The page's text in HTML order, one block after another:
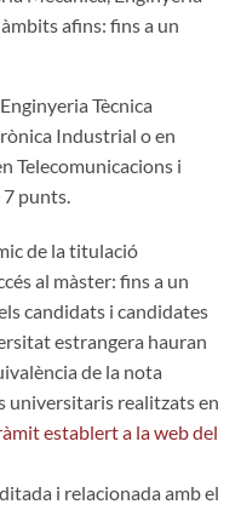
afins: fins a un
Tècnica
Industrial o en
Telecomunicacions i
punts.
de la titulació
al màster: fins a un
candidats i candidates
estrangera hauran
de la nota
universitaris realitzats en
establert a la web del
i relacionada amb el